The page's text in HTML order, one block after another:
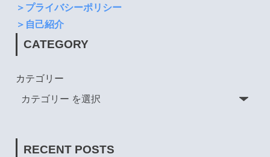
＞プライバシーポリシー
＞自己紹介
CATEGORY
カテゴリー
RECENT POSTS